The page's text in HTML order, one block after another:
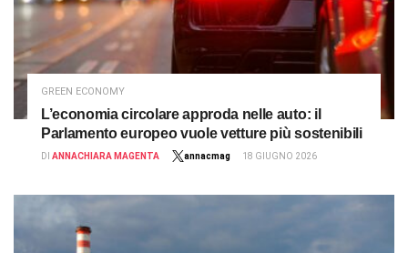
GREEN ECONOMY
L’economia circolare approda nelle auto: il
Parlamento europeo vuole vetture più sostenibili
DI ANNACHIARA MAGENTA annacmag 18 GIUGNO 2026